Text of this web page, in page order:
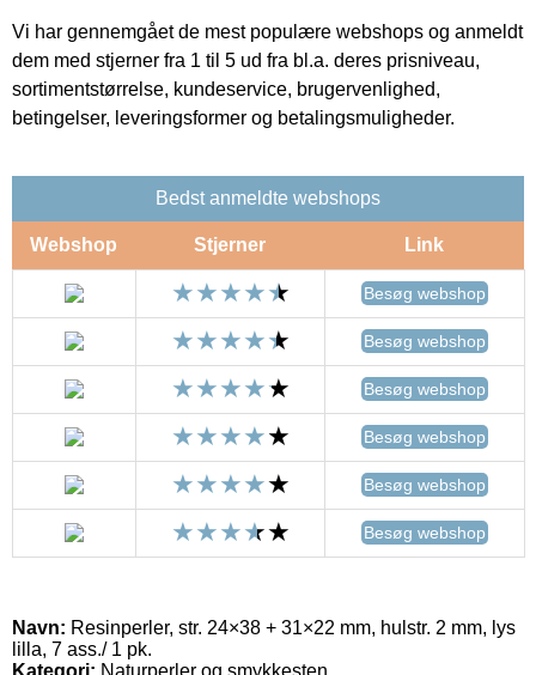
Vi har gennemgået de mest populære webshops og anmeldt
dem med stjerner fra 1 til 5 ud fra bl.a. deres prisniveau,
sortimentstørrelse, kundeservice, brugervenlighed,
betingelser, leveringsformer og betalingsmuligheder.
Bedst anmeldte webshops
Webshop Stjerner Link
Besøg webshop
Besøg webshop
Besøg webshop
Besøg webshop
Besøg webshop
Besøg webshop
Navn: Resinperler, str. 24×38 + 31×22 mm, hulstr. 2 mm, lys
lilla, 7 ass./ 1 pk.
Kategori: Naturperler og smykkesten